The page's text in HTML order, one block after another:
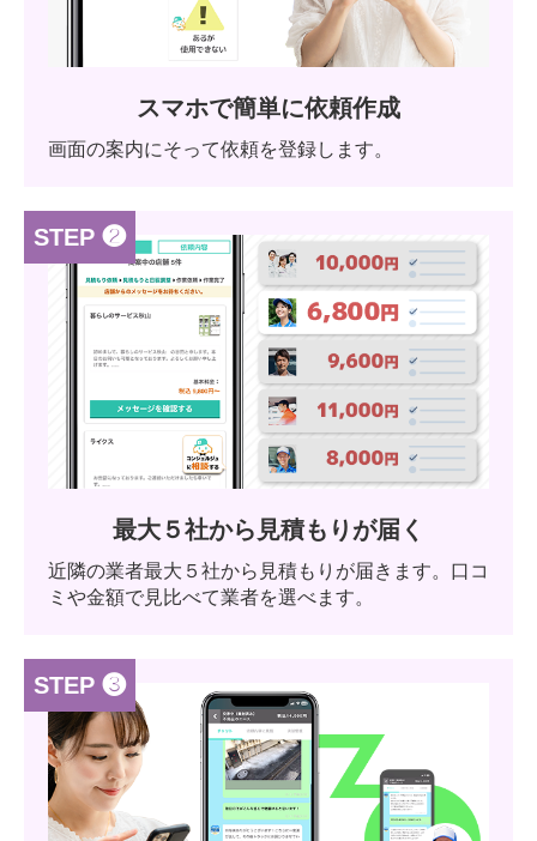
スマホで簡単に依頼作成
画面の案内にそって依頼を登録します。
STEP ❷
最大５社から見積もりが届く
近隣の業者最大５社から見積もりが届きます。口コ
ミや金額で見比べて業者を選べます。
STEP ❸